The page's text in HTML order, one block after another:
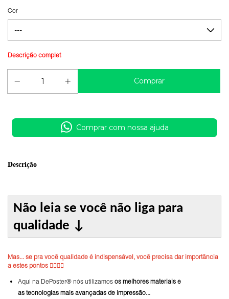
Cor
Comprar com nossa ajuda
Descrição
Não leia se você não liga para
qualidade ↓
Mas... se pra você qualidade é indispensável, você precisa dar importância
a estes pontos 👇🏼👇🏼
Aqui na DePoster® nós utilizamos os melhores materiais e
as tecnologias mais avançadas de impressão...